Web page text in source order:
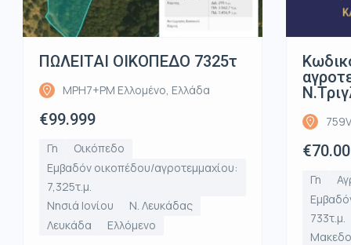
ΠΩΛΕΙΤΑΙ ΟΙΚΟΠΕΔΟ 7325τ
MPH7+PM Ελλομένο, Ελλάδα
€99.999
Γη
Οικόπεδο
Εμβαδόν οικοπέδου/αγροτεμμαχίου:
7,325τ.μ.
Νησιά Ιονίου
Ν. Λευκάδας
Λευκάδα
Ελλόμενο
Γη
733τ.μ.